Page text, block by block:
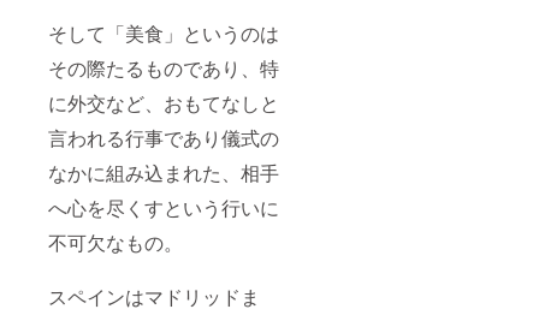
そして「美食」というのは
その際たるものであり、特
に外交など、おもてなしと
言われる行事であり儀式の
なかに組み込まれた、相手
へ心を尽くすという行いに
不可欠なもの。
スペインはマドリッドま